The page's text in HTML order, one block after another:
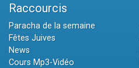
Raccourcis
Paracha de la semaine
Fêtes Juives
News
Cours Mp3-Vidéo